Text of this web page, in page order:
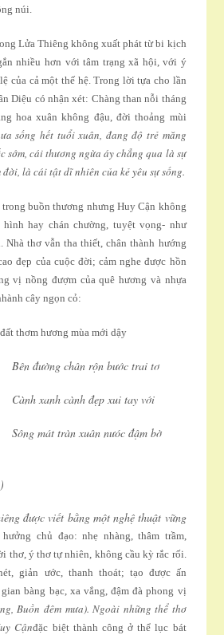
núi.
Thiêng không xuất phát từ bi kịch
nhiều hơn với tâm trạng xã hội, với ý
của cả một thế hệ. Trong lời tựa cho lần
Diệu có nhận xét: Chàng than nỗi tháng
hoa xuân không đậu, đời thoảng mùi
sống hết tuổi xuân, đang độ trẻ măng
sớm, cái thương ngừa áy chẳng qua là sự
là cái tật dĩ nhiên của kẻ yêu sự sống.
buồn thương nhưng Huy Cận không
hay chán chường, tuyệt vọng- như
thơ vẫn tha thiết, chân thành hướng
đẹp của cuộc đời; cảm nghe được hồn
vị nồng đượm của quê hương và nhựa
cây ngọn cỏ:
hương mùa mới dậy
rộn bước trai tơ
đẹp xui tay với
xuân nưóc đậm bờ
viết bằng một nghệ thuật vững
chủ đạo: nhẹ nhàng, thâm trầm,
thơ, ý thơ tự nhiên, không cầu kỳ rắc rối.
giản ước, thanh thoát; tạo được ấn
bàng bạc, xa vắng, đậm đà phong vị
Buồn đêm mưa). Ngoài những thể thơ
Cậnđặc biệt thành công ở thể lục bát